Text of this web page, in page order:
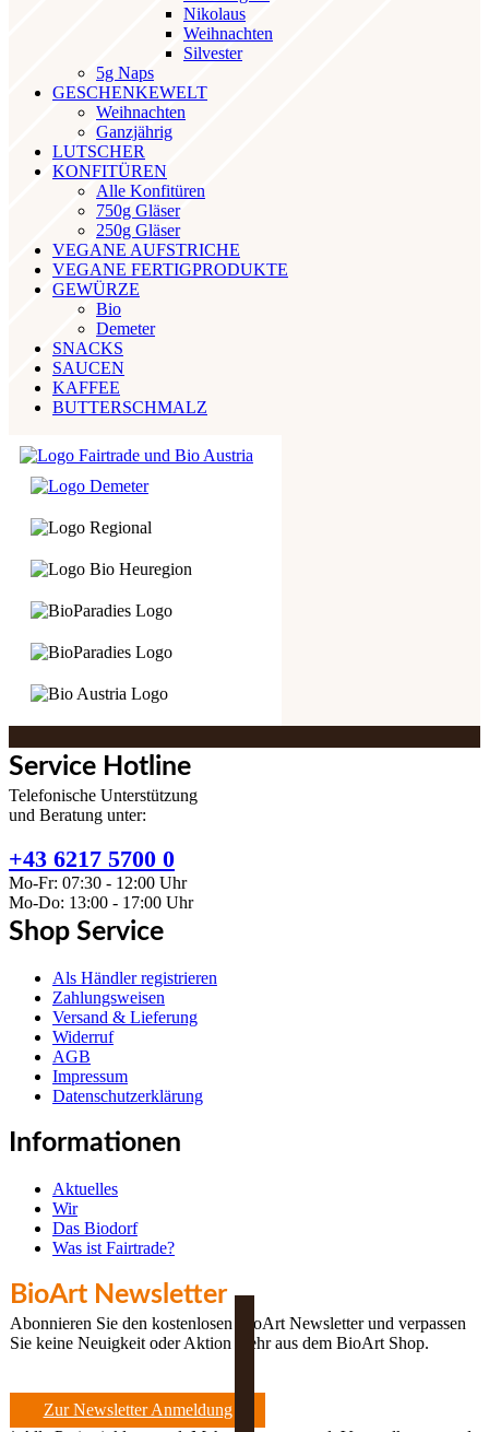
Nikolaus
Weihnachten
Silvester
5g Naps
GESCHENKEWELT
Weihnachten
Ganzjährig
LUTSCHER
KONFITÜREN
Alle Konfitüren
750g Gläser
250g Gläser
VEGANE AUFSTRICHE
VEGANE FERTIGPRODUKTE
GEWÜRZE
Bio
Demeter
SNACKS
SAUCEN
KAFFEE
BUTTERSCHMALZ
Service Hotline
Telefonische Unterstützung
und Beratung unter:
+43 6217 5700 0
Mo-Fr: 07:30 - 12:00 Uhr
Mo-Do: 13:00 - 17:00 Uhr
Shop Service
Als Händler registrieren
Zahlungsweisen
Versand & Lieferung
Widerruf
AGB
Impressum
Datenschutzerklärung
Informationen
Aktuelles
Wir
Das Biodorf
Was ist Fairtrade?
BioArt Newsletter
Abonnieren Sie den kostenlosen BioArt Newsletter und verpassen
Sie keine Neuigkeit oder Aktion mehr aus dem BioArt Shop.
Zur Newsletter Anmeldung